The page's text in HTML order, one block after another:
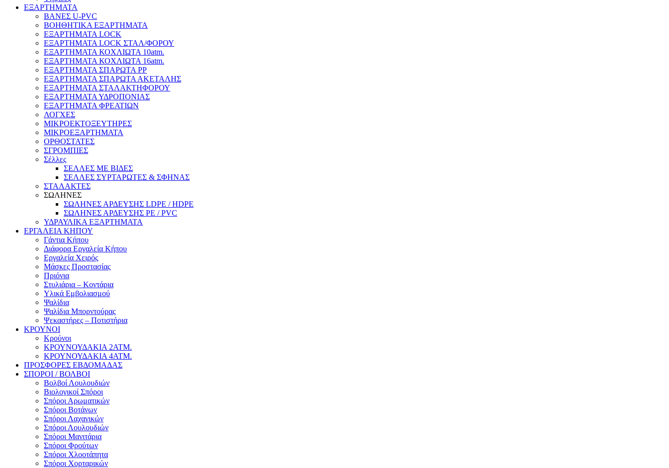
ΕΞΑΡΤΗΜΑΤΑ
ΒΑΝΕΣ U-PVC
ΒΟΗΘΗΤΙΚΑ ΕΞΑΡΤΗΜΑΤΑ
ΕΞΑΡΤΗΜΑΤΑ LOCK
ΕΞΑΡΤΗΜΑΤΑ LOCK ΣΤΑΛ/ΦΟΡΟΥ
ΕΞΑΡΤΗΜΑΤΑ ΚΟΧΛΙΩΤΑ 10atm.
ΕΞΑΡΤΗΜΑΤΑ ΚΟΧΛΙΩΤΑ 16atm.
ΕΞΑΡΤΗΜΑΤΑ ΣΠΑΡΩΤΑ PP
ΕΞΑΡΤΗΜΑΤΑ ΣΠΑΡΩΤΑ ΑΚΕΤΑΛΗΣ
ΕΞΑΡΤΗΜΑΤΑ ΣΤΑΛΑΚΤΗΦΟΡΟΥ
ΕΞΑΡΤΗΜΑΤΑ ΥΔΡΟΠΟΝΙΑΣ
ΕΞΑΡΤΗΜΑΤΑ ΦΡΕΑΤΙΩΝ
ΛΟΓΧΕΣ
ΜΙΚΡΟΕΚΤΟΞΕΥΤΗΡΕΣ
ΜΙΚΡΟΕΞΑΡΤΗΜΑΤΑ
ΟΡΘΟΣΤΑΤΕΣ
ΣΓΡΟΜΠΙΕΣ
Σέλλες
ΣΕΛΛΕΣ ΜΕ ΒΙΔΕΣ
ΣΕΛΛΕΣ ΣΥΡΤΑΡΩΤΕΣ & ΣΦΗΝΑΣ
ΣΤΑΛΑΚΤΕΣ
ΣΩΛΗΝΕΣ
ΣΩΛΗΝΕΣ ΑΡΔΕΥΣΗΣ LDPE / HDPE
ΣΩΛΗΝΕΣ ΑΡΔΕΥΣΗΣ PE / PVC
ΥΔΡΑΥΛΙΚΑ ΕΞΑΡΤΗΜΑΤΑ
ΕΡΓΑΛΕΙΑ ΚΗΠΟΥ
Γάντια Κήπου
Διάφορα Εργαλεία Κήπου
Εργαλεία Χειρός
Μάσκες Προστασίας
Πριόνια
Στυλιάρια – Κοντάρια
Υλικά Εμβολιασμού
Ψαλίδια
Ψαλίδια Μπορντούρας
Ψεκαστήρες – Ποτιστήρια
ΚΡΟΥΝΟΙ
Κρούνοι
ΚΡΟΥΝΟΥΔΑΚΙΑ 2ΑΤΜ.
ΚΡΟΥΝΟΥΔΑΚΙΑ 4ΑΤΜ.
ΠΡΟΣΦΟΡΕΣ ΕΒΔΟΜΑΔΑΣ
ΣΠΟΡΟΙ / ΒΟΛΒΟΙ
Βολβοί Λουλουδιών
Βιολογικοί Σπόροι
Σπόροι Αρωματικών
Σπόροι Βοτάνων
Σπόροι Λαχανικών
Σπόροι Λουλουδιών
Σπόροι Μανιτάρια
Σπόροι Φρούτων
Σπόροι Χλοοτάπητα
Σπόροι Χορταρικών